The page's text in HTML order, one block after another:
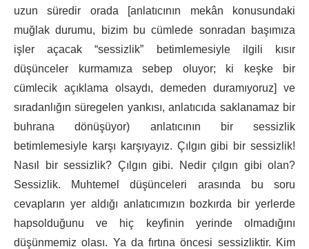
uzun süredir orada [anlatıcının mekân konusundaki
muğlak durumu, bizim bu cümlede sonradan başımıza
işler açacak “sessizlik” betimlemesiyle ilgili kısır
düşünceler kurmamıza sebep oluyor; ki keşke bir
cümlecik açıklama olsaydı, demeden duramıyoruz] ve
sıradanlığın süregelen yankısı, anlatıcıda saklanamaz bir
buhrana dönüşüyor) anlatıcının bir sessizlik
betimlemesiyle karşı karşıyayız. Çılgın gibi bir sessizlik!
Nasıl bir sessizlik? Çılgın gibi. Nedir çılgın gibi olan?
Sessizlik. Muhtemel düşünceleri arasında bu soru
cevapların yer aldığı anlatıcımızın bozkırda bir yerlerde
hapsolduğunu ve hiç keyfinin yerinde olmadığını
düşünmemiz olası. Ya da fırtına öncesi sessizliktir. Kim